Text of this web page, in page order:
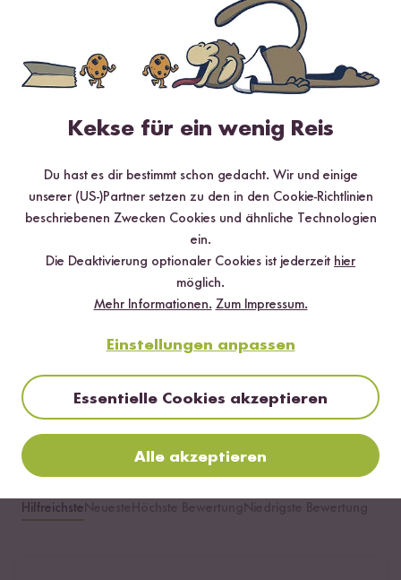
4.89 / 5
5 Sterne 90.6 %
3 Sterne 1.2 %
Bewerte dieses Produkt
Hilfreichste
Kekse für ein wenig Reis
Du hast es dir bestimmt schon gedacht. Wir und einige
unserer (US-)Partner setzen zu den in den Cookie-Richtlinien
beschriebenen Zwecken Cookies und ähnliche Technologien
ein.
Die Deaktivierung optionaler Cookies ist jederzeit hier
möglich.
Mehr Informationen. Zum Impressum.
Einstellungen anpassen
Essentielle Cookies akzeptieren
Alle akzeptieren